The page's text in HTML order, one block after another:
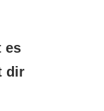
es
dir